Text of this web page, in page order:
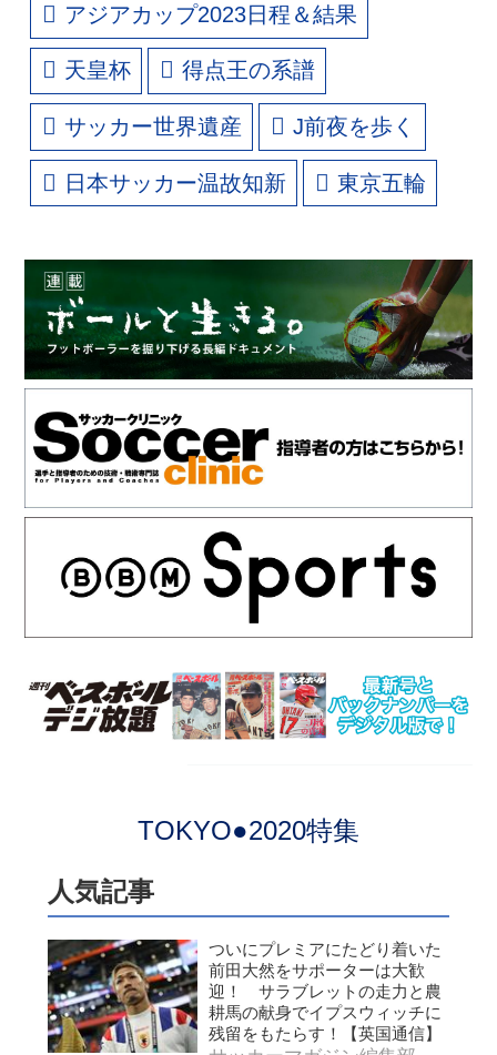
アジアカップ2023日程＆結果
天皇杯 得点王の系譜
サッカー世界遺産 J前夜を歩く
日本サッカー温故知新 東京五輪
TOKYO●2020特集
人気記事
ついにプレミアにたどり着いた
前田大然をサポーターは大歓
迎！ サラブレットの走力と農
耕馬の献身でイプスウィッチに
残留をもたらす！【英国通信】